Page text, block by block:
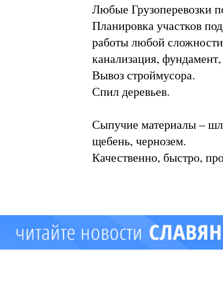
Любые Грузоперевозки
Планировка участков
работы любой
канализация,
Вывоз строймусора.
Спил деревьев.
Сыпучие материалы –
щебень, чернозем.
Качественно, быстро,